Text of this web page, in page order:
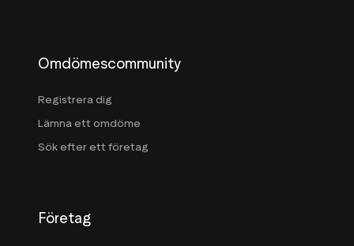
Omdömescommunity
Registrera dig
Lämna ett omdöme
Sök efter ett företag
Företag